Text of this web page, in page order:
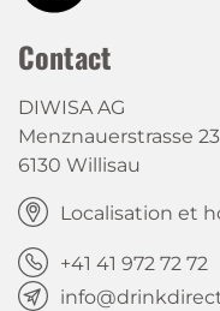
Contact
DIWISA AG
Menznauerstrasse 23
6130 Willisau
Localisation et
+41 41 972 72 72